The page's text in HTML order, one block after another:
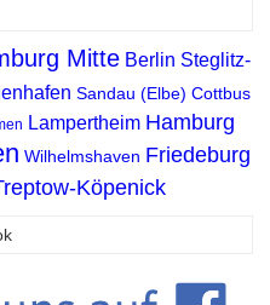
Mitte Berlin Steglitz-
Sandau (Elbe) Cottbus
Lampertheim Hamburg
Wilhelmshaven Friedeburg
Köpenick